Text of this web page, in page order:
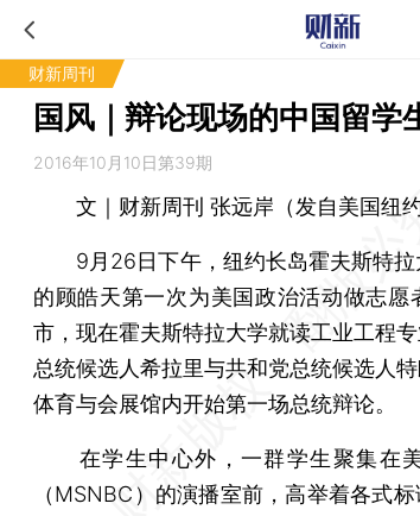
财新周刊
国风｜辩论现场的中国留学
2016年10月10日第39期
文｜财新周刊 张远岸（发自美国纽约
9月26日下午，纽约长岛霍夫斯特拉
的顾皓天第一次为美国政治活动做志愿
市，现在霍夫斯特拉大学就读工业工程
总统候选人希拉里与共和党总统候选人
体育与会展馆内开始第一场总统辩论。
在学生中心外，一群学生聚集在美
（MSNBC）的演播室前，高举着各式